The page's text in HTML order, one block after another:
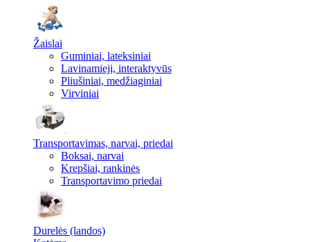
Žaislai
Guminiai, lateksiniai
Lavinamieji, interaktyvūs
Pliušiniai, medžiaginiai
Virviniai
Transportavimas, narvai, priedai
Boksai, narvai
Krepšiai, rankinės
Transportavimo priedai
Durelės (landos)